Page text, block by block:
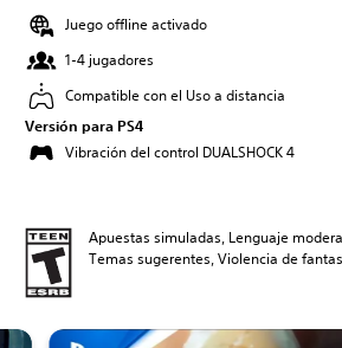
Juego offline activado
1-4 jugadores
Compatible con el Uso a distancia
Versión para PS4
Vibración del control DUALSHOCK 4
Apuestas simuladas, Lenguaje
Temas sugerentes, Violencia de